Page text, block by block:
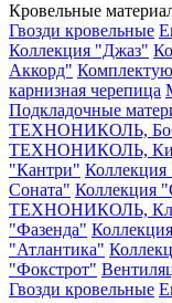
Кровельные
Гвозди кровельные
Коллекция "Джаз"
Аккорд"
карнизная черепица
Подкладочные
ТЕХНОНИКОЛЬ,
ТЕХНОНИКОЛЬ,
"Кантри"
Соната" Коллекция
ТЕХНОНИКОЛЬ,
"Фазенда"
"Атлантика"
"Фокстрот"
Гвозди кровельные